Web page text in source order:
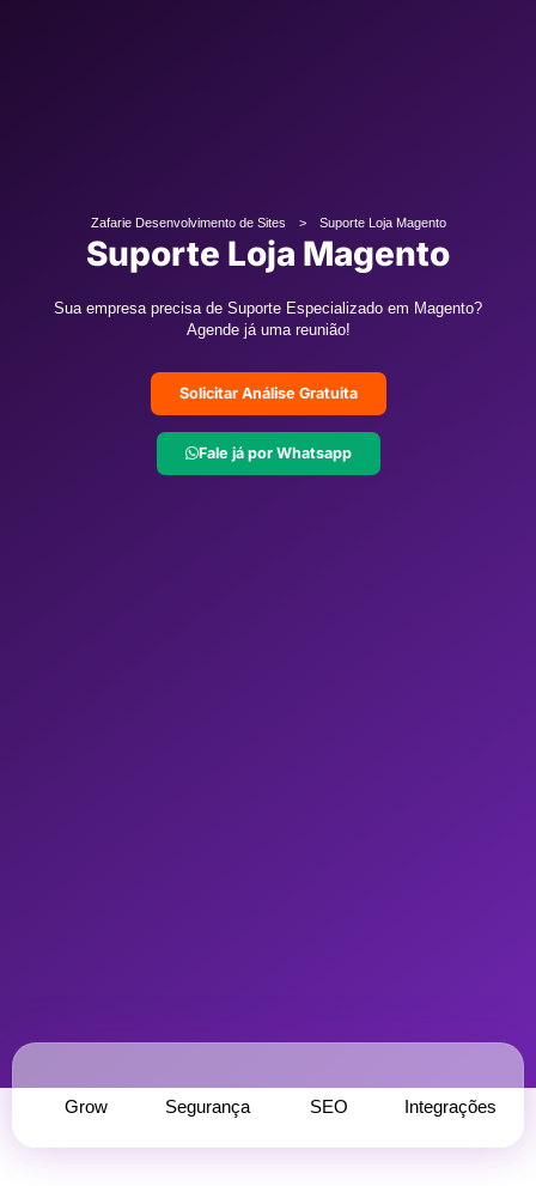
Suporte Loja Magento
Zafarie Desenvolvimento de Sites > Suporte Loja Magento
Sua empresa precisa de Suporte Especializado em Magento?
Agende já uma reunião!
Solicitar Análise Gratuita
Fale já por Whatsapp
Grow Segurança SEO Integrações